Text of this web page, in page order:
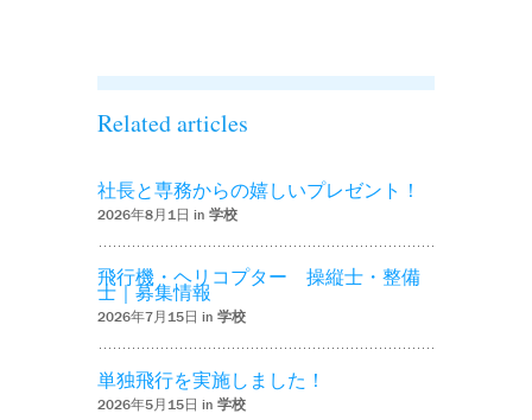
Related articles
社長と専務からの嬉しいプレゼント！
2026年8月1日 in 学校
飛行機・ヘリコプター 操縦士・整備
士｜募集情報
2026年7月15日 in 学校
単独飛行を実施しました！
2026年5月15日 in 学校